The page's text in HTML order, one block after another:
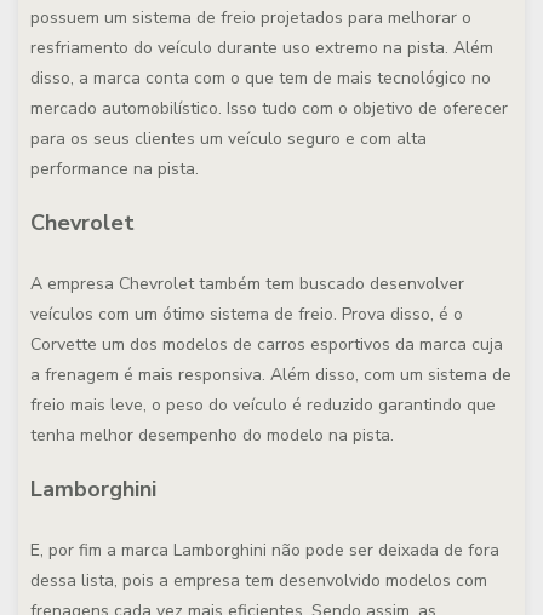
possuem um sistema de freio projetados para melhorar o
resfriamento do veículo durante uso extremo na pista. Além
disso, a marca conta com o que tem de mais tecnológico no
mercado automobilístico. Isso tudo com o objetivo de oferecer
para os seus clientes um veículo seguro e com alta
performance na pista.
Chevrolet
A empresa Chevrolet também tem buscado desenvolver
veículos com um ótimo sistema de freio. Prova disso, é o
Corvette um dos modelos de carros esportivos da marca cuja
a frenagem é mais responsiva. Além disso, com um sistema de
freio mais leve, o peso do veículo é reduzido garantindo que
tenha melhor desempenho do modelo na pista.
Lamborghini
E, por fim a marca Lamborghini não pode ser deixada de fora
dessa lista, pois a empresa tem desenvolvido modelos com